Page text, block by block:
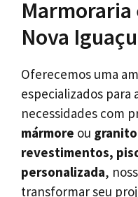
Marmoraria
Nova
Oferecemos uma
especializados para
necessidades com
mármore ou granito
revestimentos,
personalizada,
transformar seu